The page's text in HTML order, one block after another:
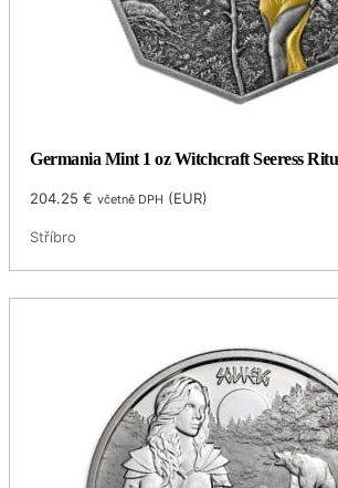
Germania Mint 1 oz Witchcraft Seeress
204.25€ včetně DPH (EUR)
Stříbro